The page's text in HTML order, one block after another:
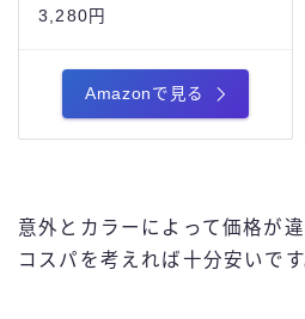
3,280円
Amazonで見る
意外とカラーによって価格が
コスパを考えれば十分安いです